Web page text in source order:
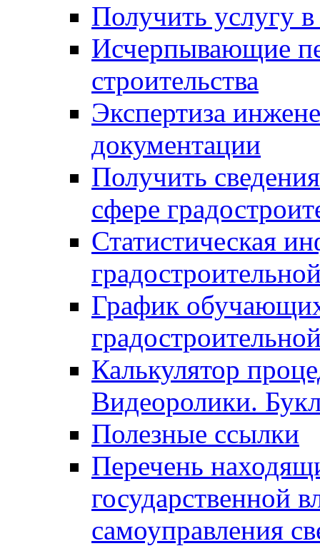
Получить услугу в
Исчерпывающие
строительства
Экспертиза
документации
Получить
сфере
Статистическая
График
Калькулятор
Видеоролики.
Полезные ссылки
Перечень
государственной
самоуправления